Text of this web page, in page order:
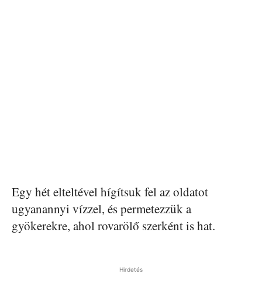
Egy hét elteltével hígítsuk fel az oldatot
ugyanannyi vízzel, és permetezzük a
gyökerekre, ahol rovarölő szerként is hat.
Hirdetés